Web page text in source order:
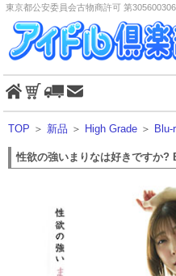
東京都公安委員会古物商許可 第
TOP ＞ 新品 ＞ High Grade ＞ Blu-
性欲の強いまりなは好きですか?